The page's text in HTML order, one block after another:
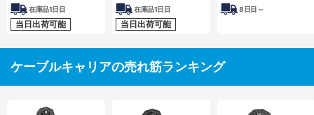
在庫品1日目
当日出荷可能
在庫品1日目
当日出荷可能
8日目～
ケーブルキャリアの売れ筋ランキング